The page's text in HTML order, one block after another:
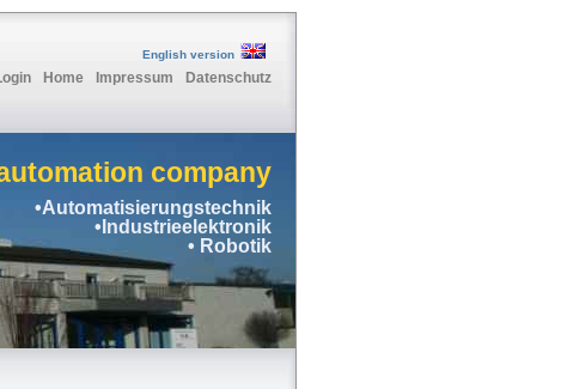
English version
Home Impressum Datenschutz
company
•Automatisierungstechnik
•Industrieelektronik
• Robotik